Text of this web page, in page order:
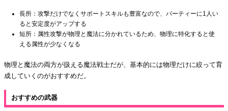
長所：攻撃だけでなくサポートスキルも豊富なので、パーティーに1人い
ると安定度がアップする
短所：属性攻撃が物理と魔法に分かれているため、物理に特化すると使
える属性が少なくなる
物理と魔法の両方が扱える魔法戦士だが、基本的には物理だけに絞って育
成していくのがおすすめだ。
おすすめの武器